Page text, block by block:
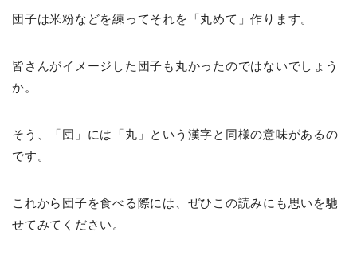
団子は米粉などを練ってそれを「丸めて」作ります。
皆さんがイメージした団子も丸かったのではないでしょう
か。
そう、「団」には「丸」という漢字と同様の意味があるの
です。
これから団子を食べる際には、ぜひこの読みにも思いを馳
せてみてください。